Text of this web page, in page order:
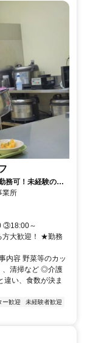
務可！未経験の方
業所
③18:00～
方大歓迎！ ★勤務
内容 野菜等のカッ
、清掃など ◎介護
い、食数が決ま
ー歓迎
未経験者歓迎